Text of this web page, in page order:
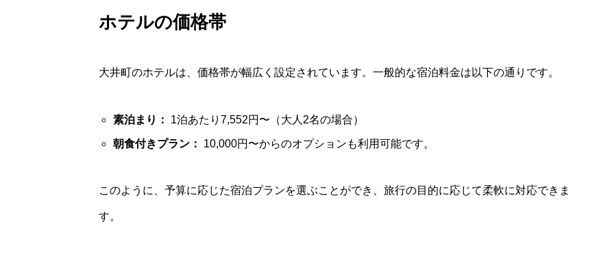
ホテルの価格帯
大井町のホテルは、価格帯が幅広く設定されています。一般的な宿泊料金は以下の通りです。
素泊まり： 1泊あたり7,552円〜（大人2名の場合）
朝食付きプラン： 10,000円〜からのオプションも利用可能です。
このように、予算に応じた宿泊プランを選ぶことができ、旅行の目的に応じて柔軟に対応できま
す。